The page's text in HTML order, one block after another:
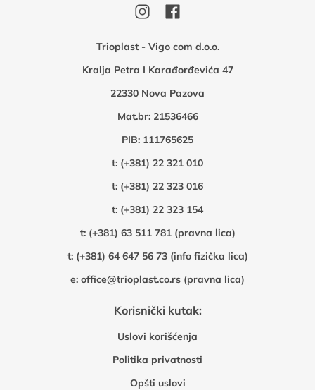
Trioplast - Vigo com d.o.o.
Kralja Petra I Karađorđevića 47
22330 Nova Pazova
Mat.br: 21536466
PIB: 111765625
t: (+381) 22 321 010
t: (+381) 22 323 016
t: (+381) 22 323 154
t: (+381) 63 511 781 (pravna lica)
t: (+381) 64 647 56 73 (info fizička lica)
e: office@trioplast.co.rs (pravna lica)
Korisnički kutak:
Uslovi korišćenja
Politika privatnosti
Opšti uslovi